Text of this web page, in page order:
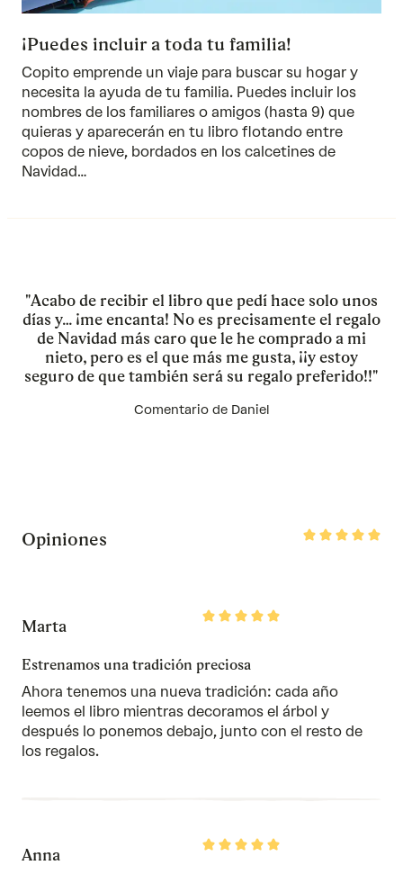
¡Puedes incluir a toda tu familia!
Copito emprende un viaje para buscar su hogar y
necesita la ayuda de tu familia. Puedes incluir los
nombres de los familiares o amigos (hasta 9) que
quieras y aparecerán en tu libro flotando entre
copos de nieve, bordados en los calcetines de
Navidad…
"Acabo de recibir el libro que pedí hace solo unos
días y… ¡me encanta! No es precisamente el regalo
de Navidad más caro que le he comprado a mi
nieto, pero es el que más me gusta, ¡¡y estoy
seguro de que también será su regalo preferido!!"
Comentario de Daniel
Opiniones
Rated
Rated
Marta
Estrenamos una tradición preciosa
Ahora tenemos una nueva tradición: cada año
leemos el libro mientras decoramos el árbol y
después lo ponemos debajo, junto con el resto de
los regalos.
Rated
Anna